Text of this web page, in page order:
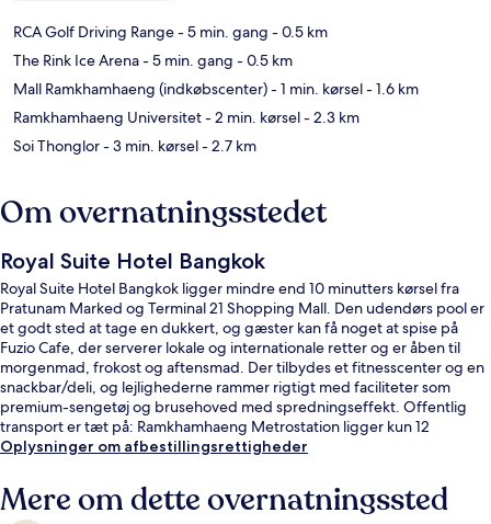
RCA Golf Driving Range- 5 min. gang - 0.5 km
The Rink Ice Arena- 5 min. gang - 0.5 km
Mall Ramkhamhaeng (indkøbscenter)- 1 min. kørsel- 1.6 km
Ramkhamhaeng Universitet- 2 min. kørsel- 2.3 km
Soi Thonglor- 3 min. kørsel- 2.7 km
Om overnatningsstedet
Royal Suite Hotel Bangkok
Royal Suite Hotel Bangkok ligger mindre end 10 minutters kørsel fra
Pratunam Marked og Terminal 21 Shopping Mall. Den udendørs pool er
et godt sted at tage en dukkert, og gæster kan få noget at spise på
Fuzio Cafe, der serverer lokale og internationale retter og er åben til
morgenmad, frokost og aftensmad. Der tilbydes et fitnesscenter og en
snackbar/deli, og lejlighederne rammer rigtigt med faciliteter som
premium-sengetøj og brusehoved med spredningseffekt. Offentlig
transport er tæt på: Ramkhamhaeng Metrostation ligger kun 12
minutter derfra til fods.
Oplysninger om afbestillingsrettigheder
Mere om dette overnatningssted